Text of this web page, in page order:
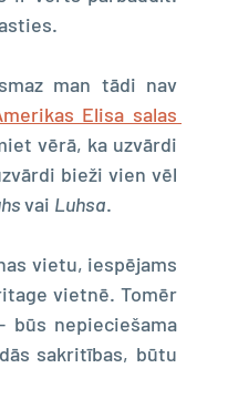
man tādi nav
Elisa salas
vērā, ka uzvārdi
bieži vien vēl
vai Luhsa.
vietu, iespējams
vietnē. Tomēr
būs nepieciešama
sakritības, būtu